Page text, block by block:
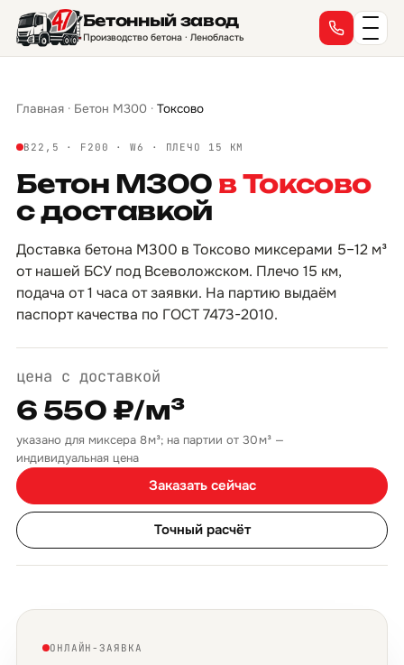
Бетонный завод
Производство бетона · Ленобласть
Главная · Бетон М300 · Токсово
B22,5 · F200 · W6 · ПЛЕЧО 15 КМ
Бетон М300 в Токсово
с доставкой
Доставка бетона М300 в Токсово миксерами 5–12 м³
от нашей БСУ под Всеволожском. Плечо 15 км,
подача от 1 часа от заявки. На партию выдаём
паспорт качества по ГОСТ 7473-2010.
цена с доставкой
6 550 ₽/м³
указано для миксера 8 м³; на партии от 30 м³ —
индивидуальная цена
Заказать сейчас
Точный расчёт
ОНЛАЙН-ЗАЯВКА